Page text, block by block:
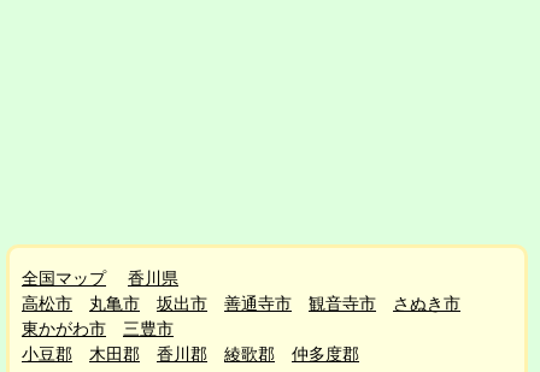
全国マップ
香川県
高松市
丸亀市 坂出市 善通寺市 観音寺市
さぬき市
東かがわ市
三豊市
小豆郡
木田郡 香川郡 綾歌郡 仲多度郡